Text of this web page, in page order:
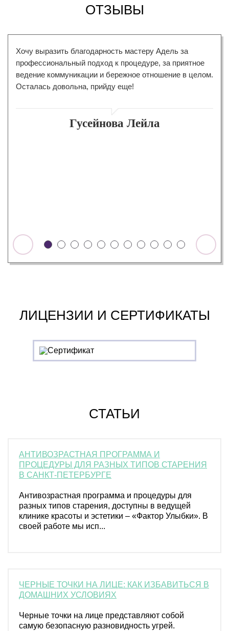
ОТЗЫВЫ
Хочу выразить благодарность мастеру Адель за
профессиональный подход к процедуре, за приятное
ведение коммуникации и бережное отношение в целом.
Осталась довольна, прийду еще!
Гусейнова Лейла
ЛИЦЕНЗИИ И СЕРТИФИКАТЫ
СТАТЬИ
АНТИВОЗРАСТНАЯ ПРОГРАММА И
ПРОЦЕДУРЫ ДЛЯ РАЗНЫХ ТИПОВ СТАРЕНИЯ
В САНКТ-ПЕТЕРБУРГЕ
Антивозрастная программа и процедуры для
разных типов старения, доступны в ведущей
клинике красоты и эстетики – «Фактор Улыбки». В
своей работе мы исп...
ЧЕРНЫЕ ТОЧКИ НА ЛИЦЕ: КАК ИЗБАВИТЬСЯ В
ДОМАШНИХ УСЛОВИЯХ
Черные точки на лице представляют собой
самую безопасную разновидность угрей.